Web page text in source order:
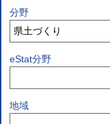
分野
eStat分野
地域